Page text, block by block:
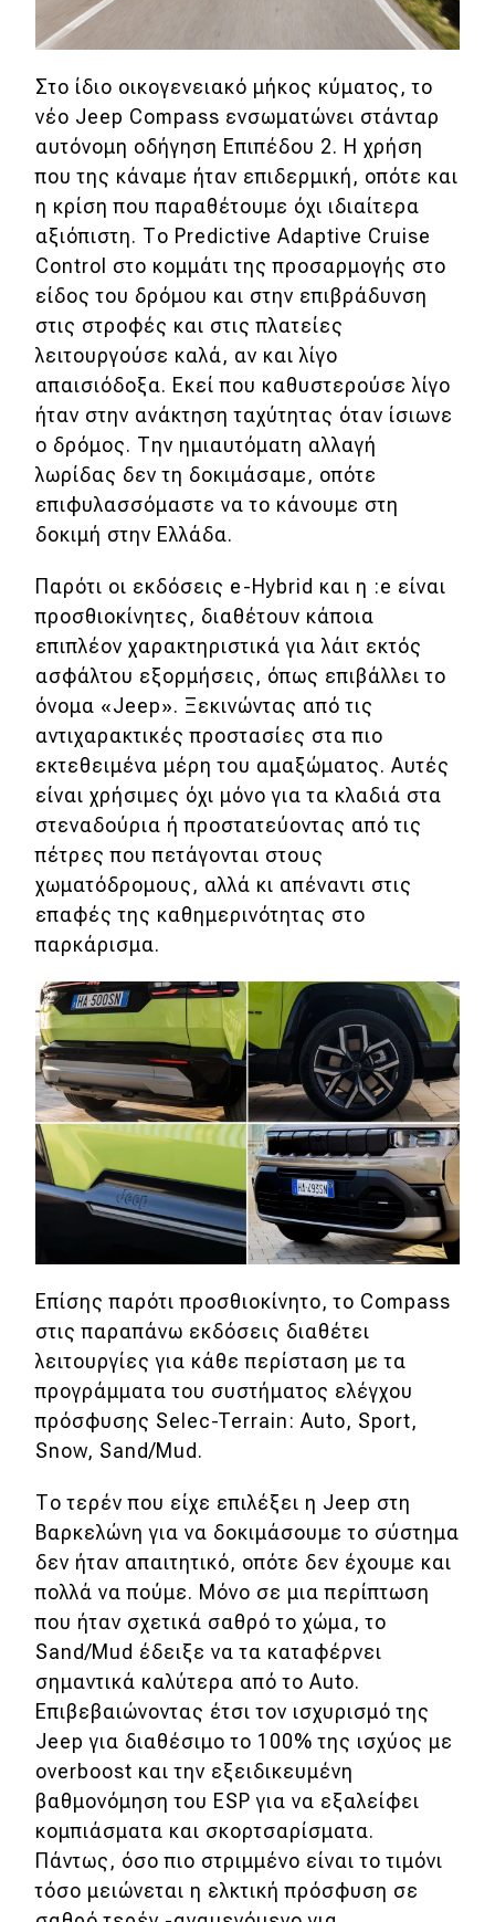
Στο ίδιο οικογενειακό μήκος κύματος, το
νέο Jeep Compass ενσωματώνει στάνταρ
αυτόνομη οδήγηση Επιπέδου 2. Η χρήση
που της κάναμε ήταν επιδερμική, οπότε και
η κρίση που παραθέτουμε όχι ιδιαίτερα
αξιόπιστη. Το Predictive Adaptive Cruise
Control στο κομμάτι της προσαρμογής στο
είδος του δρόμου και στην επιβράδυνση
στις στροφές και στις πλατείες
λειτουργούσε καλά, αν και λίγο
απαισιόδοξα. Εκεί που καθυστερούσε λίγο
ήταν στην ανάκτηση ταχύτητας όταν ίσιωνε
ο δρόμος. Την ημιαυτόματη αλλαγή
λωρίδας δεν τη δοκιμάσαμε, οπότε
επιφυλασσόμαστε να το κάνουμε στη
δοκιμή στην Ελλάδα.
Παρότι οι εκδόσεις e-Hybrid και η :e είναι
προσθιοκίνητες, διαθέτουν κάποια
επιπλέον χαρακτηριστικά για λάιτ εκτός
ασφάλτου εξορμήσεις, όπως επιβάλλει το
όνομα «Jeep». Ξεκινώντας από τις
αντιχαρακτικές προστασίες στα πιο
εκτεθειμένα μέρη του αμαξώματος. Αυτές
είναι χρήσιμες όχι μόνο για τα κλαδιά στα
στεναδούρια ή προστατεύοντας από τις
πέτρες που πετάγονται στους
χωματόδρομους, αλλά κι απέναντι στις
επαφές της καθημερινότητας στο
παρκάρισμα.
Επίσης παρότι προσθιοκίνητο, το Compass
στις παραπάνω εκδόσεις διαθέτει
λειτουργίες για κάθε περίσταση με τα
προγράμματα του συστήματος ελέγχου
πρόσφυσης Selec-Terrain: Auto, Sport,
Snow, Sand/Mud.
Το τερέν που είχε επιλέξει η Jeep στη
Βαρκελώνη για να δοκιμάσουμε το σύστημα
δεν ήταν απαιτητικό, οπότε δεν έχουμε και
πολλά να πούμε. Μόνο σε μια περίπτωση
που ήταν σχετικά σαθρό το χώμα, το
Sand/Mud έδειξε να τα καταφέρνει
σημαντικά καλύτερα από το Auto.
Επιβεβαιώνοντας έτσι τον ισχυρισμό της
Jeep για διαθέσιμο το 100% της ισχύος με
overboost και την εξειδικευμένη
βαθμονόμηση του ESP για να εξαλείφει
κομπιάσματα και σκορτσαρίσματα.
Πάντως, όσο πιο στριμμένο είναι το τιμόνι
τόσο μειώνεται η ελκτική πρόσφυση σε